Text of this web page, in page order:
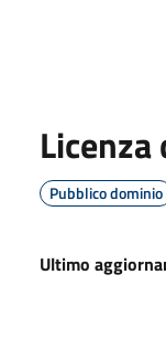
Pubblico dominio
Ultimo